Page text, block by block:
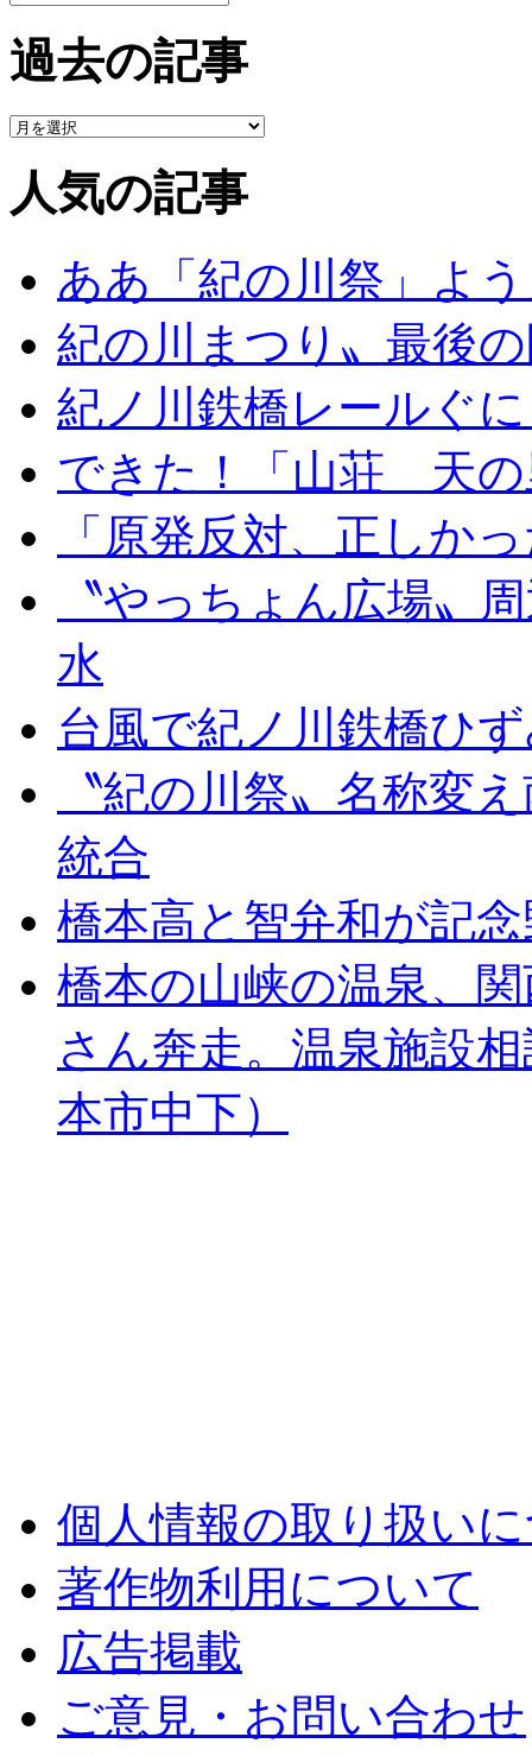
過去の記事
人気の記事
ああ「紀の川祭」よ
紀の川まつり〟最後
紀ノ川鉄橋レールぐ
できた！「山荘 天の
「原発反対、正しか
〝やっちょん広場〟
水
台風で紀ノ川鉄橋ひ
〝紀の川祭〟名称変
統合
橋本高と智弁和が記
橋本の山峡の温泉、
さん奔走。温泉施設
本市中下）
個人情報の取り扱い
著作物利用について
広告掲載
ご意見・お問い合わせ